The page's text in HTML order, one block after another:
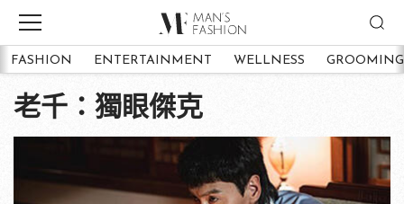
FASHION ENTERTAINMENT WELLNESS GROOMING
老千：獨眼傑克